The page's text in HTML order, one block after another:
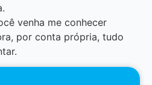
venha me conhecer
por conta própria, tudo